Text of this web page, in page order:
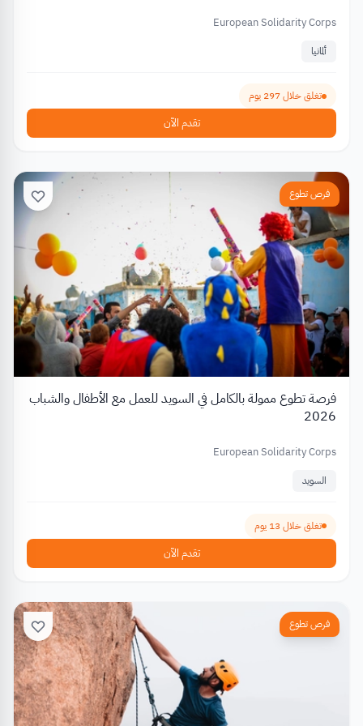
European Solidarity Corps
ألمانيا
تغلق خلال 297 يوم
تقدم الآن
فرص تطوع
فرصة تطوع ممولة بالكامل في السويد للعمل مع الأطفال والشباب
2026
European Solidarity Corps
السويد
تغلق خلال 13 يوم
تقدم الآن
فرص تطوع